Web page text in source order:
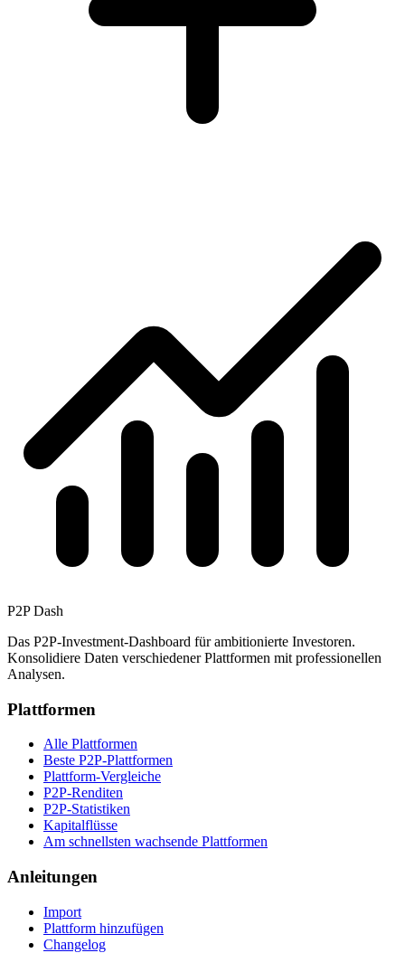
P2P Dash
Das P2P-Investment-Dashboard für ambitionierte Investoren.
Konsolidiere Daten verschiedener Plattformen mit professionellen
Analysen.
Plattformen
Alle Plattformen
Beste P2P-Plattformen
Plattform-Vergleiche
P2P-Renditen
P2P-Statistiken
Kapitalflüsse
Am schnellsten wachsende Plattformen
Anleitungen
Import
Plattform hinzufügen
Changelog